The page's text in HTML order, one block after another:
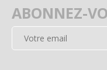
ABONNEZ-